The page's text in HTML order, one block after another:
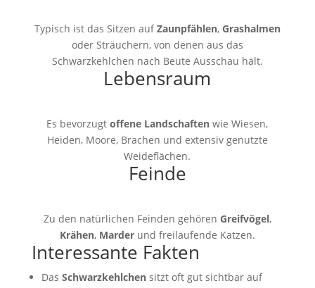
Typisch ist das Sitzen aufZaunpfählen, Grashalmen
oder Sträuchern, von denen aus das
Schwarzkehlchen nach Beute Ausschau hält.
Lebensraum
Es bevorzugtoffene Landschaften wie Wiesen,
Heiden, Moore, Brachen und extensiv genutzte
Weideflächen.
Feinde
Zu den natürlichen Feinden gehören Greifvögel,
Krähen, Marderund freilaufende Katzen.
Interessante Fakten
Das Schwarzkehlchensitzt oft gut sichtbar auf